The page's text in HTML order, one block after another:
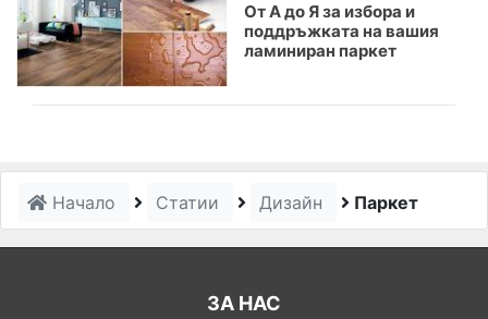
От А до Я за избора и
поддръжката на вашия
ламиниран паркет
Начало Статии Дизайн Паркет
ЗА НАС